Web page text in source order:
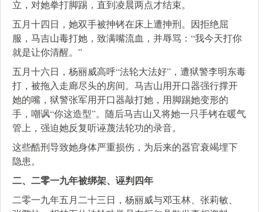
立，对她拳打脚踢，直到凌晨两点才结束。
五月十四日，她双手被抻铐在床上遭抻刑。因拒绝屈
服，马吉山毒打她，致满嘴流血，并辱骂：“我今天打你
就是让你清醒。”
五月十六日，杨丽威高呼“法轮大法好”，遭狱警李明东毒
打，被拖入走廊尽头的房间。马吉山用开口器强行撑开
她的嘴，狱警张军用开口器敲打她，用脚踢她变形的
手，嘲讽“你这造型”。随后马吉山又将她一只手铐在暖气
管上，强迫她反复听诬蔑法轮功的录音。
这些酷刑导致她身体严重损伤，为后来的器官衰竭埋下
隐患。
二、二零一九年被绑架、诬判四年
二零一九年五月二十三日，杨丽威与邓玉林、张莉敏、